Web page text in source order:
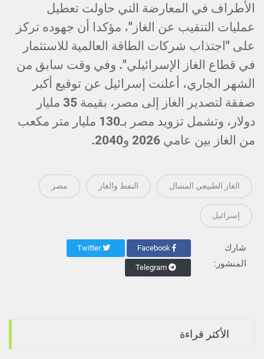
الأطراف في المعارضة التي حاولت تعطيل
عمليات التنقيب عن الغاز"، مؤكدا أن جهوده تركز
على "اجتذاب شركات الطاقة العالمية للاستثمار
في قطاع الغاز الإسرائيلي". وفي وقت سابق من
الشهر الجاري، أعلنت إسرائيل عن توقيع أكبر
صفقة لتصدير الغاز إلى مصر، بقيمة 35 مليار
دولار، وتشمل تزويد مصر بـ130 مليار متر مكعب
من الغاز بين عامي 2026 و2040.
الغاز الطبيعي المسال النفط والغاز مصر
إسرائيل
شارك
المنشور:
Twitter
Telegram
الأكثر قراءة